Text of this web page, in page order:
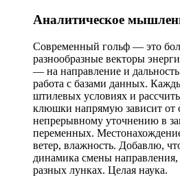
Аналитическое
Современный гольф — это
разнообразные векторы
— на направление и
работа с базами данных.
штилевых условиях и
клюшки напрямую зависит от
непрерывному уточнению в
переменных.
ветер, влажность. Добавлю,
динамика смены направления,
разных лунках. Целая наука.